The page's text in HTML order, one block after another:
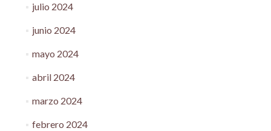
julio 2024
junio 2024
mayo 2024
abril 2024
marzo 2024
febrero 2024